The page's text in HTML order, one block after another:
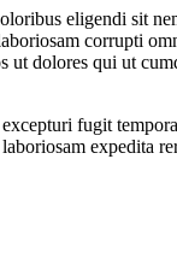
eligendi sit
corrupti
ut dolores qui ut
fugit
expedita